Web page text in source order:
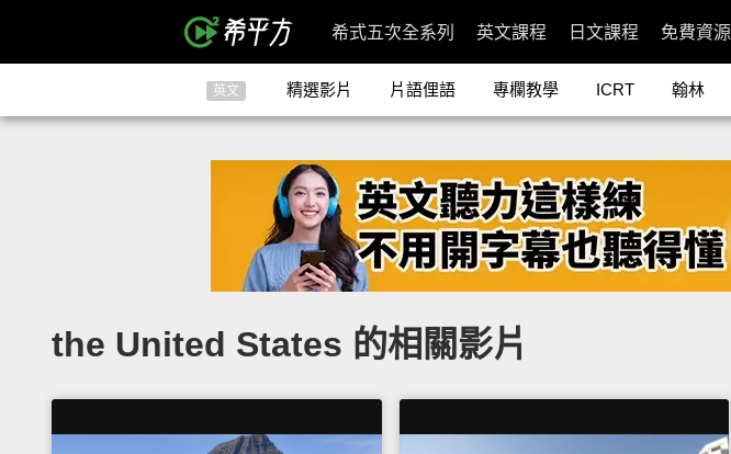
希式五次全系列 英文課程 日文課程 免費資源
英文 精選影片 片語俚語 專欄教學 ICRT 翰林
the United States 的相關影片